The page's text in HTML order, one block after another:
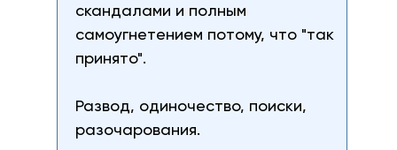
скандалами и полным
самоугнетением потому, что "так
принято".
Развод, одиночество, поиски,
разочарования.